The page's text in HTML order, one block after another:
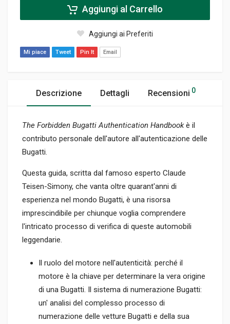
Aggiungi al Carrello
Aggiungi ai Preferiti
Mi piace Tweet Pin It Email
Descrizione Dettagli Recensioni 0
The Forbidden Bugatti Authentication Handbookè il
contributo personale dell'autore all'autenticazione delle
Bugatti.
Questa guida, scritta dal famoso esperto Claude
Teisen-Simony, che vanta oltre quarant'anni di
esperienza nel mondo Bugatti, è una risorsa
imprescindibile per chiunque voglia comprendere
l'intricato processo di verifica di queste automobili
leggendarie.
Il ruolo del motore nell'autenticità: perché il
motore è la chiave per determinare la vera origine
di una Bugatti. Il sistema di numerazione Bugatti:
un' analisi del complesso processo di
numerazione delle vetture Bugatti e della sua